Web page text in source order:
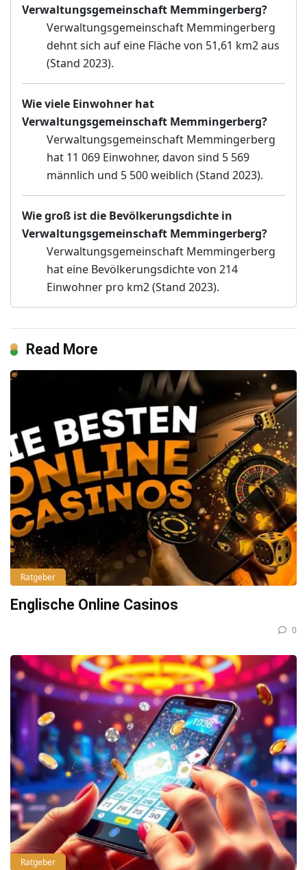
Verwaltungsgemeinschaft Memmingerberg?
Verwaltungsgemeinschaft Memmingerberg
dehnt sich auf eine Fläche von 51,61 km2 aus
(Stand 2023).
Wie viele Einwohner hat
Verwaltungsgemeinschaft Memmingerberg?
Verwaltungsgemeinschaft Memmingerberg
hat 11 069 Einwohner, davon sind 5 569
männlich und 5 500 weiblich (Stand 2023).
Wie groß ist die Bevölkerungsdichte in
Verwaltungsgemeinschaft Memmingerberg?
Verwaltungsgemeinschaft Memmingerberg
hat eine Bevölkerungsdichte von 214
Einwohner pro km2 (Stand 2023).
Read More
Ratgeber
Englische Online Casinos
0
Ratgeber